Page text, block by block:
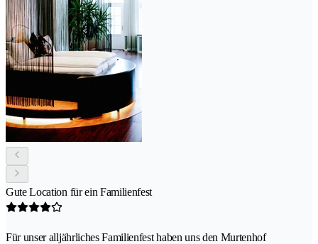
Gute Location für ein Familienfest
Für unser alljährliches Familienfest haben uns den Murtenhof